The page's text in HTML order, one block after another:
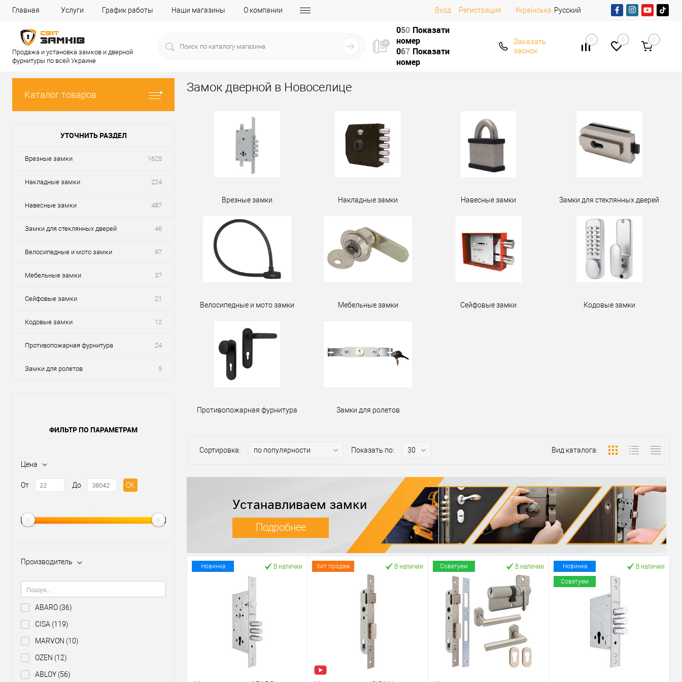
Главная Услуги График работы Наши магазины О компании Вход Регистрация Українська Русский
Продажа и установка замков и дверной
фурнитуры по всей Украине
050 Показати
номер
067 Показати
номер
Заказать
звонок
0 0 0
Каталог товаров
УТОЧНИТЬ РАЗДЕЛ
Врезные замки 1625
Накладные замки 224
Навесные замки 487
Замки для стеклянных дверей 46
Велосипедные и мото замки 97
Мебельные замки 37
Сейфовые замки 21
Кодовые замки 12
Противопожарная фурнитура 24
Замки для ролетов 5
ФИЛЬТР ПО ПАРАМЕТРАМ
Цена
От До OK
Производитель
ABARO (36)
CISA (119)
MARVON (10)
OZEN (12)
ABLOY (56)
Замок дверной в Новоселице
Врезные замки Накладные замки Навесные замки Замки для стеклянных дверей
Велосипедные и мото замки Мебельные замки Сейфовые замки Кодовые замки
Противопожарная фурнитура Замки для ролетов
Сортировка: Показать по: Вид каталога:
Устанавливаем замки
Подробнее
Новинка В наличии Хит продаж В наличии Советуем В наличии Новинка
Советуем
В наличии